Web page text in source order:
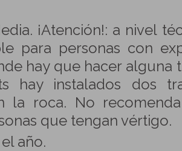
¡Atención!: a nivel
para personas con
hay que hacer alguna
hay instalados dos
la roca. No
que tengan vértigo.
año.